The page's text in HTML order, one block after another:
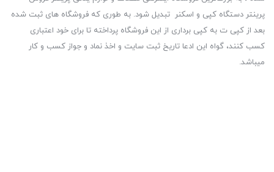
پرینتر دستگاه کپی و اسکنر تبدیل شود. به طوری که فروشگاه های ثبت شده
بعد از کپی ت به کپی برداری از این فروشگاه پرداخته تا برای خود اعتباری
کسب کنند، گواه این ادعا تاریخ ثبت سایت و اخذ نماد و جواز کسب و کار
میباشد.